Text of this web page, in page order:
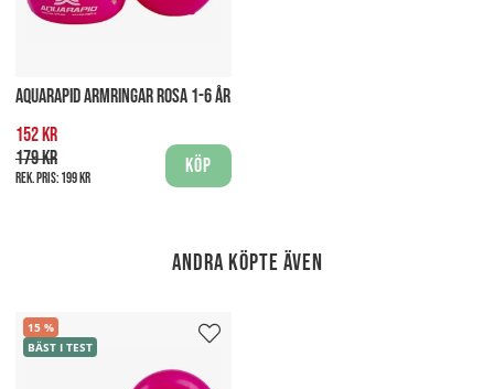
AQUARAPID ARMRINGAR ROSA 1-6 ÅR
152 kr
179 kr
Rek. pris:199 kr
Köp
Andra köpte även
15
BÄST I TEST